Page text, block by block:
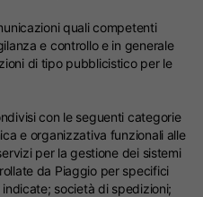
quali competenti
e controllo e in generale
di tipo pubblicistico per le
con le seguenti categorie
e organizzativa funzionali alle
per la gestione dei sistemi
da Piaggio per specifici
società di spedizioni;